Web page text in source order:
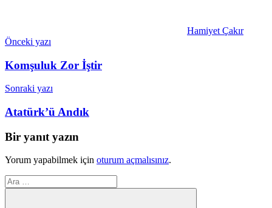
Hamiyet Çakır
Yazı
gezinmesi
Önceki yazı
Komşuluk Zor İştir
Sonraki yazı
Atatürk’ü Andık
Bir yanıt yazın
Yorum yapabilmek için oturum açmalısınız.
Arama: